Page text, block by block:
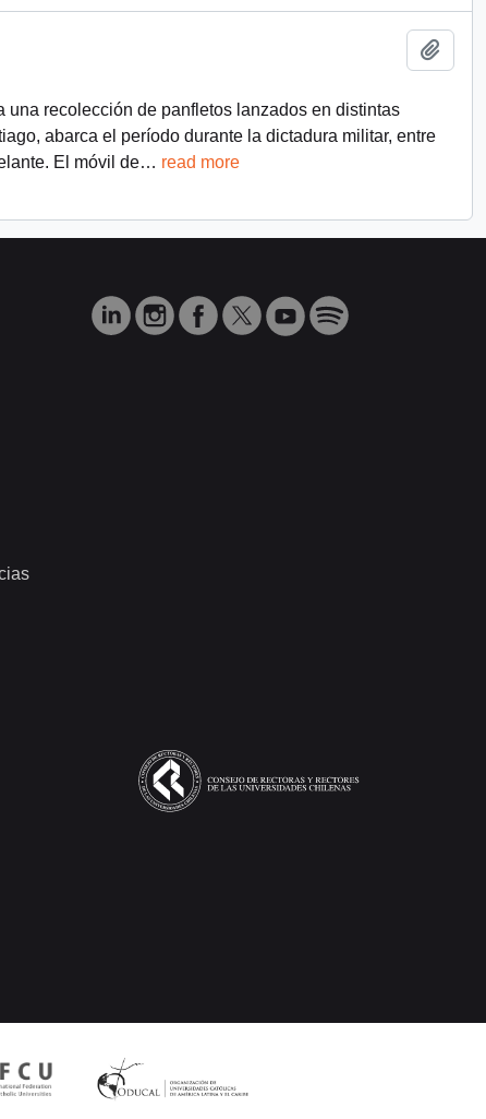
una recolección de panfletos lanzados en distintas
abarca el período durante la dictadura militar, entre
El móvil de… read more